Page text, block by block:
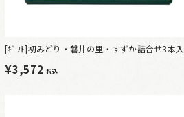
[ｷﾞﾌﾄ]初みどり・磐井の里・すずか詰合せ3本入
¥3,572税込